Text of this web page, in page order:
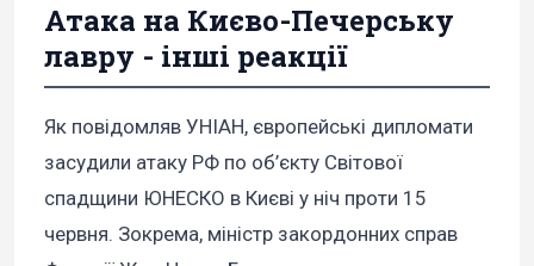
Атака на Києво-Печерську
лавру - інші реакції
Як повідомляв УНІАН, європейські дипломати
засудили атаку РФ по об’єкту Світової
спадщини ЮНЕСКО в Києві у ніч проти 15
червня. Зокрема, міністр закордонних справ